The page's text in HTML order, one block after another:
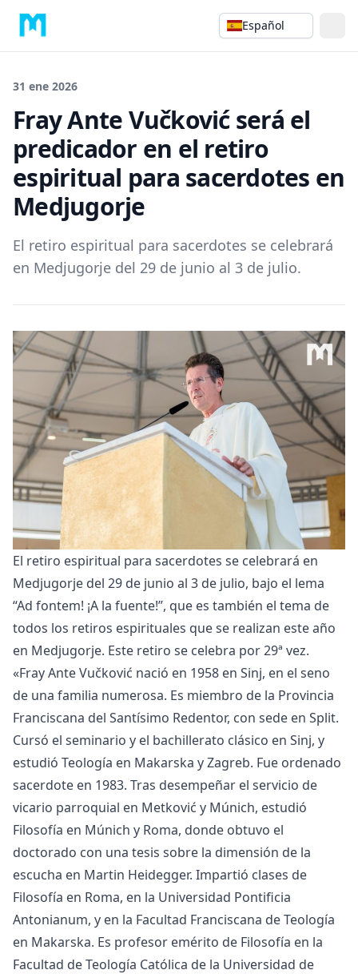
Español
31 ene 2026
Fray Ante Vučković será el
predicador en el retiro
espiritual para sacerdotes en
Medjugorje
El retiro espiritual para sacerdotes se celebrará
en Medjugorje del 29 de junio al 3 de julio.
El retiro espiritual para sacerdotes se celebrará en
Medjugorje del 29 de junio al 3 de julio, bajo el lema
“Ad fontem! ¡A la fuente!”, que es también el tema de
todos los retiros espirituales que se realizan este año
en Medjugorje. Este retiro se celebra por 29ª vez.
«Fray Ante Vučković nació en 1958 en Sinj, en el seno
de una familia numerosa. Es miembro de la Provincia
Franciscana del Santísimo Redentor, con sede en Split.
Cursó el seminario y el bachillerato clásico en Sinj, y
estudió Teología en Makarska y Zagreb. Fue ordenado
sacerdote en 1983. Tras desempeñar el servicio de
vicario parroquial en Metković y Múnich, estudió
Filosofía en Múnich y Roma, donde obtuvo el
doctorado con una tesis sobre la dimensión de la
escucha en Martin Heidegger. Impartió clases de
Filosofía en Roma, en la Universidad Pontificia
Antonianum, y en la Facultad Franciscana de Teología
en Makarska. Es profesor emérito de Filosofía en la
Facultad de Teología Católica de la Universidad de